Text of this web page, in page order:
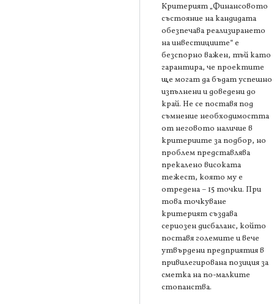
Критерият „Финансовото
състояние на кандидата
обезпечава реализирането
на инвестициите“ е
безспорно важен, тъй като
гарантира, че проектите
ще могат да бъдат успешно
изпълнени и доведени до
край. Не се поставя под
съмнение необходимостта
от неговото наличие в
критериите за подбор, но
проблем представлява
прекалено високата
тежест, която му е
отредена – 15 точки. При
това точкуване
критерият създава
сериозен дисбаланс, който
поставя големите и вече
утвърдени предприятия в
привилегирована позиция за
сметка на по-малките
стопанства.